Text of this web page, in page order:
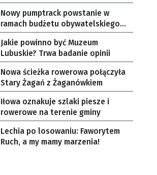
naukowiec, były pracownik CERN w
Genewie, przedsiębiorca i
nauczyciel akademicki, doktor
habilitowany nauk fizycznych,
koordynator Rady Sektorowej ds.
Kompetencji Przemysłu Lotniczo-
Kosmicznego oraz członek
Komitetu Badań Kosmicznych i
Satelitarnych PAN.
Nowy pumptrack powstanie w
ramach budżetu obywatelskiego
Żar
Jakie powinno być Muzeum
Lubuskie? Trwa badanie opinii
Nowa ścieżka rowerowa połączyła
Stary Żagań z Żaganówkiem
Iłowa oznakuje szlaki piesze i
rowerowe na terenie gminy
Lechia po losowaniu: Faworytem
Ruch, a my mamy marzenia!